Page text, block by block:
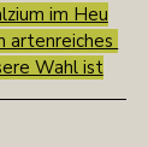
im Heu
artenreiches
Wahl ist